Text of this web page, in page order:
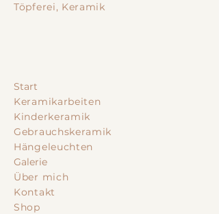
Töpferei, Keramik
Start
Keramikarbeiten
Kinderkeramik
Gebrauchskeramik
Hängeleuchten
Galerie
Über mich
Kontakt
Shop